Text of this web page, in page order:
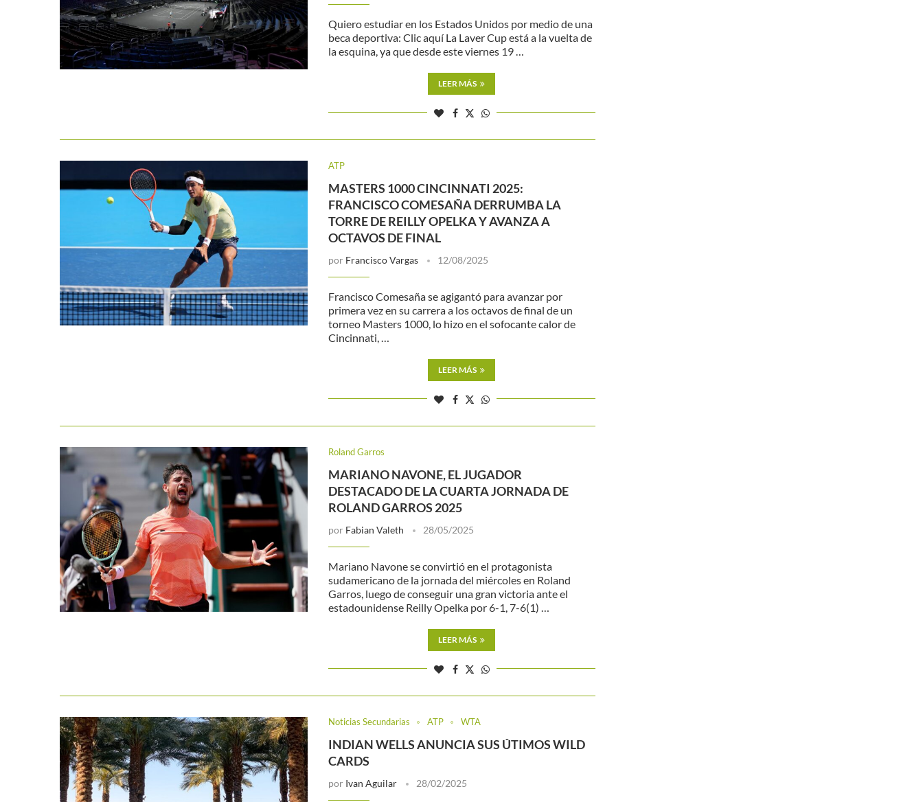
Quiero estudiar en los Estados Unidos por medio de una
beca deportiva: Clic aquí La Laver Cup está a la vuelta de
la esquina, ya que desde este viernes 19 …
LEER MÁS
ATP
MASTERS 1000 CINCINNATI 2025:
FRANCISCO COMESAÑA DERRUMBA LA
TORRE DE REILLY OPELKA Y AVANZA A
OCTAVOS DE FINAL
por Francisco Vargas 12/08/2025
Francisco Comesaña se agigantó para avanzar por
primera vez en su carrera a los octavos de final de un
torneo Masters 1000, lo hizo en el sofocante calor de
Cincinnati, …
LEER MÁS
Roland Garros
MARIANO NAVONE, EL JUGADOR
DESTACADO DE LA CUARTA JORNADA DE
ROLAND GARROS 2025
por Fabian Valeth 28/05/2025
Mariano Navone se convirtió en el protagonista
sudamericano de la jornada del miércoles en Roland
Garros, luego de conseguir una gran victoria ante el
estadounidense Reilly Opelka por 6-1, 7-6(1) …
LEER MÁS
Noticias Secundarias ATP WTA
INDIAN WELLS ANUNCIA SUS ÚTIMOS WILD
CARDS
por Ivan Aguilar 28/02/2025